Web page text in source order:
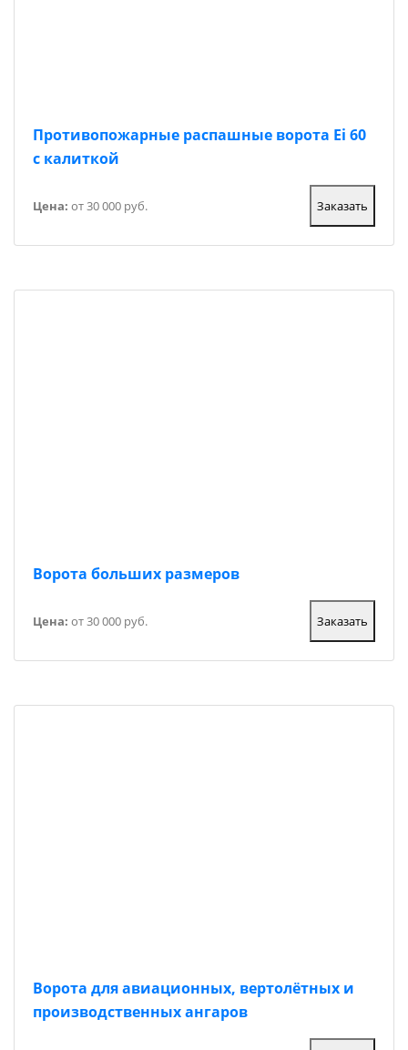
Противопожарные распашные ворота Ei 60
с калиткой
Цена: от 30 000 руб. Заказать
Ворота больших размеров
Цена: от 30 000 руб. Заказать
Ворота для авиационных, вертолётных и
производственных ангаров